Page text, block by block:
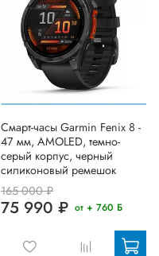
Смарт-часы Garmin Fenix 8 -
47 мм, AMOLED, темно-
серый корпус, черный
силиконовый ремешок
165 000 ₽
75 990 ₽ от + 760 Б